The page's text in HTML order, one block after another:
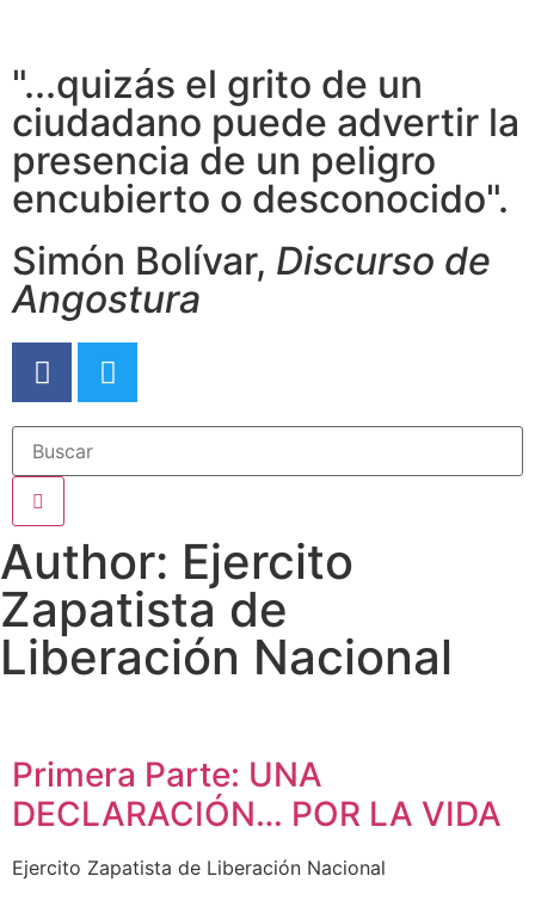
"...quizás el grito de un
ciudadano puede advertir la
presencia de un peligro
encubierto o desconocido".
Simón Bolívar, Discurso de
Angostura
Author: Ejercito
Zapatista de
Liberación Nacional
Primera Parte: UNA
DECLARACIÓN… POR LA VIDA
Ejercito Zapatista de Liberación Nacional